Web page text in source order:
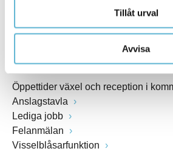
Tillåt urval
Avvisa
Fax: 0456-82 22 00
Öppettider växel och reception i
Anslagstavla
Lediga jobb
Felanmälan
Visselblåsarfunktion